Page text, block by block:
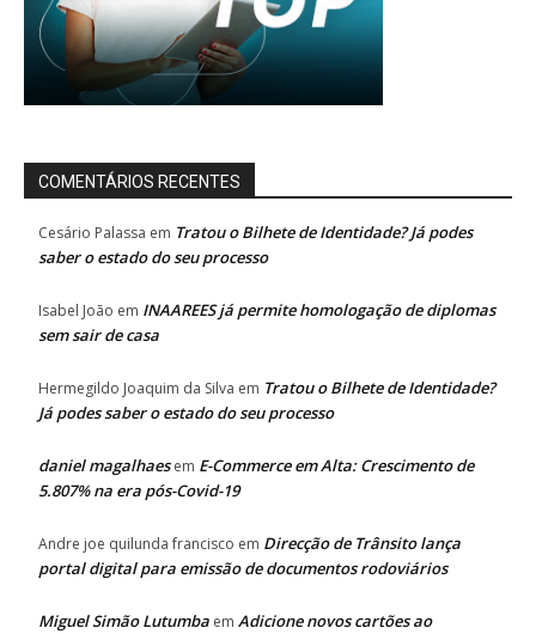
COMENTÁRIOS RECENTES
Cesário Palassa em Tratou o Bilhete de Identidade? Já podes
saber o estado do seu processo
Isabel João em INAAREES já permite homologação de diplomas
sem sair de casa
Hermegildo Joaquim da Silva em Tratou o Bilhete de Identidade?
Já podes saber o estado do seu processo
daniel magalhaesem E-Commerce em Alta: Crescimento de
5.807% na era pós-Covid-19
Andre joe quilunda francisco em Direcção de Trânsito lança
portal digital para emissão de documentos rodoviários
Miguel Simão Lutumba em Adicione novos cartões ao